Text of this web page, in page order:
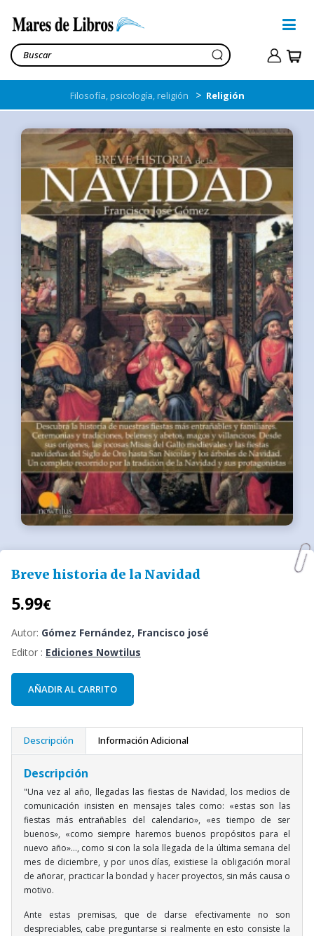
Filosofía, psicología, religión > Religión
Breve historia de la Navidad
5.99€
Autor: Gómez Fernández, Francisco josé
Editor : Ediciones Nowtilus
AÑADIR AL CARRITO
Descripción Información Adicional
Descripción
"Una vez al año, llegadas las fiestas de Navidad, los medios de
comunicación insisten en mensajes tales como: «estas son las
fiestas más entrañables del calendario», «es tiempo de ser
buenos», «como siempre haremos buenos propósitos para el
nuevo año»…, como si con la sola llegada de la última semana del
mes de diciembre, y por unos días, existiese la obligación moral
de añorar, practicar la bondad y hacer proyectos, sin más causa o
motivo.
Ante estas premisas, que de darse efectivamente no son
despreciables, cabe preguntarse si realmente en esto consiste la